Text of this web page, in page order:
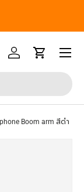
- ครบที่สุด ทุก
เข้าสู่ระบบรถเข็น
หน้าเมนู
Boom arm สีดำ